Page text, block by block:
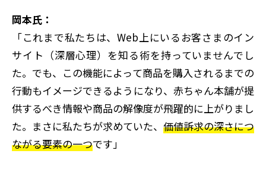
岡本氏：
「これまで私たちは、Web上にいるお客さまのイン
サイト（深層心理）を知る術を持っていませんでし
た。でも、この機能によって商品を購入されるまでの
行動もイメージできるようになり、赤ちゃん本舗が提
供するべき情報や商品の解像度が飛躍的に上がりまし
た。まさに私たちが求めていた、 価値訴求の深さにつ
ながる要素の一つです」